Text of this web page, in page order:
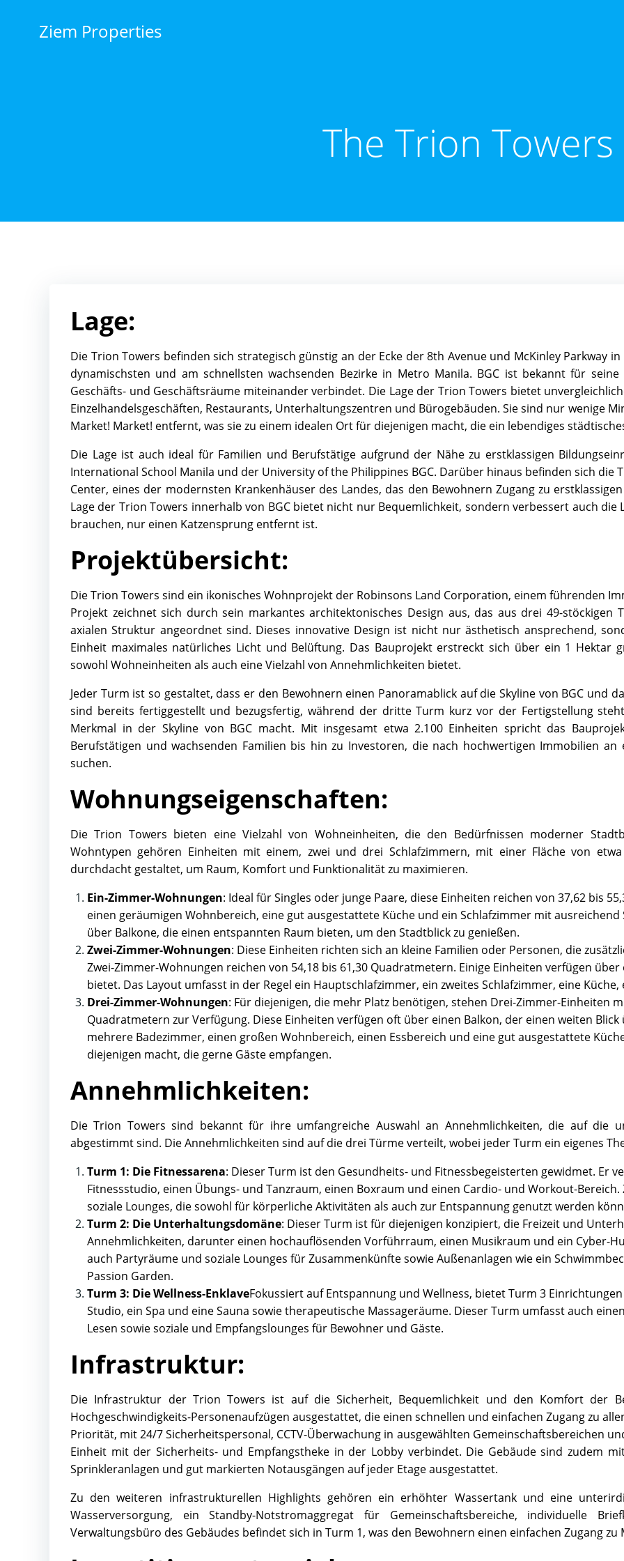
springenZiem Properties
The Trion Towers
Lage:
Die Trion Towers befinden sich strategisch günstig an der Ecke der 8th Avenue und McKinley Parkway
dynamischsten und am schnellsten wachsenden Bezirke in Metro Manila. BGC ist bekannt für
Geschäfts- und Geschäftsräume miteinander verbindet. Die Lage der Trion Towers bietet
Einzelhandelsgeschäften, Restaurants, Unterhaltungszentren und Bürogebäuden. Sie sind nur wenige
Market! Market! entfernt, was sie zu einem idealen Ort für diejenigen macht, die ein lebendiges
Die Lage ist auch ideal für Familien und Berufstätige aufgrund der Nähe zu erstklassigen
International School Manila und der University of the Philippines BGC. Darüber hinaus befinden sich die
Center, eines der modernsten Krankenhäuser des Landes, das den Bewohnern Zugang zu
Lage der Trion Towers innerhalb von BGC bietet nicht nur Bequemlichkeit, sondern verbessert auch die
brauchen, nur einen Katzensprung entfernt ist​.
Projektübersicht:
Die Trion Towers sind ein ikonisches Wohnprojekt der Robinsons Land Corporation, einem führenden
Projekt zeichnet sich durch sein markantes architektonisches Design aus, das aus drei 49-
axialen Struktur angeordnet sind. Dieses innovative Design ist nicht nur ästhetisch ansprechend,
Einheit maximales natürliches Licht und Belüftung. Das Bauprojekt erstreckt sich über ein 1 Hektar
sowohl Wohneinheiten als auch eine Vielzahl von Annehmlichkeiten bietet.
Jeder Turm ist so gestaltet, dass er den Bewohnern einen Panoramablick auf die Skyline von BGC und
sind bereits fertiggestellt und bezugsfertig, während der dritte Turm kurz vor der Fertigstellung
Merkmal in der Skyline von BGC macht. Mit insgesamt etwa 2.100 Einheiten spricht das
Berufstätigen und wachsenden Familien bis hin zu Investoren, die nach hochwertigen Immobilien
suchen.
Wohnungseigenschaften:
Die Trion Towers bieten eine Vielzahl von Wohneinheiten, die den Bedürfnissen moderner
Wohntypen gehören Einheiten mit einem, zwei und drei Schlafzimmern, mit einer Fläche von
durchdacht gestaltet, um Raum, Komfort und Funktionalität zu maximieren.
Ein-Zimmer-Wohnungen: Ideal für Singles oder junge Paare, diese Einheiten reichen von 37,62 bis
einen geräumigen Wohnbereich, eine gut ausgestattete Küche und ein Schlafzimmer mit
über Balkone, die einen entspannten Raum bieten, um den Stadtblick zu genießen.
Zwei-Zimmer-Wohnungen: Diese Einheiten richten sich an kleine Familien oder Personen, die
Zwei-Zimmer-Wohnungen reichen von 54,18 bis 61,30 Quadratmetern. Einige Einheiten verfügen
bietet. Das Layout umfasst in der Regel ein Hauptschlafzimmer, ein zweites Schlafzimmer, eine
Drei-Zimmer-Wohnungen: Für diejenigen, die mehr Platz benötigen, stehen Drei-Zimmer-Einheiten
Quadratmetern zur Verfügung. Diese Einheiten verfügen oft über einen Balkon, der einen weiten
mehrere Badezimmer, einen großen Wohnbereich, einen Essbereich und eine gut ausgestattete
diejenigen macht, die gerne Gäste empfangen.
Annehmlichkeiten:
Die Trion Towers sind bekannt für ihre umfangreiche Auswahl an Annehmlichkeiten, die auf die
abgestimmt sind. Die Annehmlichkeiten sind auf die drei Türme verteilt, wobei jeder Turm ein eigenes
Turm 1: Die Fitnessarena: Dieser Turm ist den Gesundheits- und Fitnessbegeisterten gewidmet. Er
Fitnessstudio, einen Übungs- und Tanzraum, einen Boxraum und einen Cardio- und Workout-
soziale Lounges, die sowohl für körperliche Aktivitäten als auch zur Entspannung genutzt werden
Turm 2: Die Unterhaltungsdomäne: Dieser Turm ist für diejenigen konzipiert, die Freizeit und
Annehmlichkeiten, darunter einen hochauflösenden Vorführraum, einen Musikraum und ein Cyber-
auch Partyräume und soziale Lounges für Zusammenkünfte sowie Außenanlagen wie ein
Passion Garden.
Turm 3: Die Wellness-EnklaveFokussiert auf Entspannung und Wellness, bietet Turm 3
Studio, ein Spa und eine Sauna sowie therapeutische Massageräume. Dieser Turm umfasst auch
Lesen sowie soziale und Empfangslounges für Bewohner und Gäste.
Infrastruktur:
Die Infrastruktur der Trion Towers ist auf die Sicherheit, Bequemlichkeit und den Komfort der
Hochgeschwindigkeits-Personenaufzügen ausgestattet, die einen schnellen und einfachen Zugang zu
Priorität, mit 24/7 Sicherheitspersonal, CCTV-Überwachung in ausgewählten Gemeinschaftsbereichen
Einheit mit der Sicherheits- und Empfangstheke in der Lobby verbindet. Die Gebäude sind zudem
Sprinkleranlagen und gut markierten Notausgängen auf jeder Etage ausgestattet.
Zu den weiteren infrastrukturellen Highlights gehören ein erhöhter Wassertank und eine
Wasserversorgung, ein Standby-Notstromaggregat für Gemeinschaftsbereiche, individuelle
Verwaltungsbüro des Gebäudes befindet sich in Turm 1, was den Bewohnern einen einfachen Zugang